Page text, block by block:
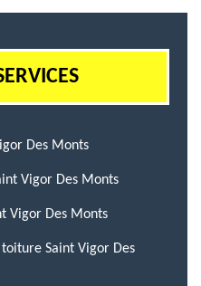
Des Monts
Vigor Des Monts
Vigor Des Monts
Saint Vigor Des